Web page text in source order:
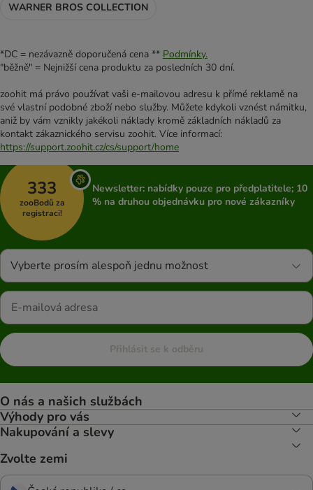
WARNER BROS COLLECTION
*DC = nezávazně doporučená cena ** Podmínky.
"běžně" = Nejnižší cena produktu za posledních 30 dní.
zoohit má právo používat vaši e-mailovou adresu k přímé reklamě na
své vlastní podobné zboží nebo služby. Můžete kdykoli vznést námitku,
aniž by vám vznikly jakékoli náklady kromě základních nákladů za
kontakt zákaznického servisu zoohit. Více informací:
https://support.zoohit.cz/cs/support/home
333
zooBodů za
registraci!
Newsletter: nabídky pouze pro předplatitele; 10
% na druhou objednávku pro nové zákazníky
Vyberte prosím alespoň jednu možnost
Přihlásit se k odběru
O nás a našich službách
Výhody pro vás
Nakupování a slevy
Zvolte zemi